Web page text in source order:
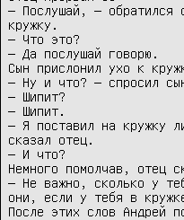
— Послушай, — обратился
кружку.
— Что это?
— Да послушай говорю.
Сын прислонил ухо к
— Ну и что? — спросил
— Шипит?
— Шипит.
— Я поставил на кружку
сказал отец.
— И что?
Немного помолчав, отец
— Не важно, сколько у
они, если у тебя в
После этих слов Андрей